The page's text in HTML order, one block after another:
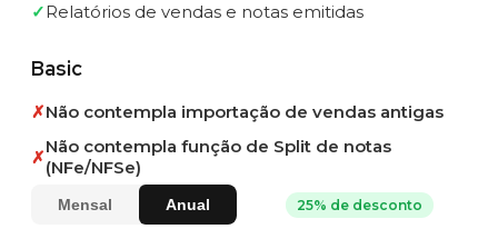
✓Relatórios de vendas e notas emitidas
Basic
✗Não contempla importação de vendas antigas
✗Não contempla função de Split de notas
(NFe/NFSe)
Mensal Anual 25% de desconto